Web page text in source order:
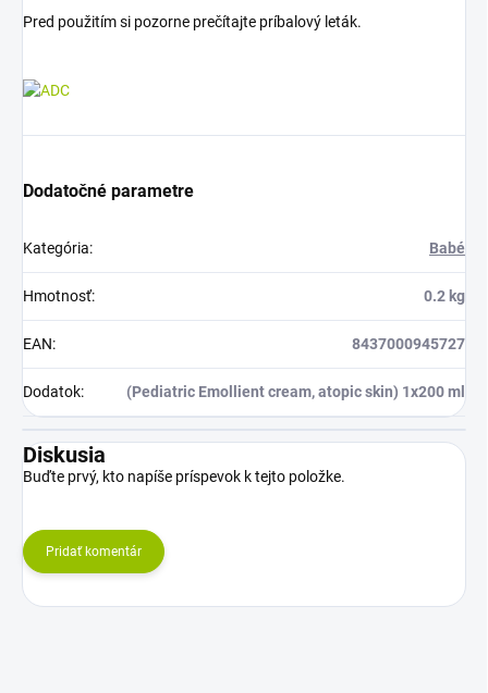
Pred použitím si pozorne prečítajte príbalový leták.
Dodatočné parametre
Kategória: Babé
Hmotnosť: 0.2 kg
EAN: 8437000945727
Dodatok: (Pediatric Emollient cream, atopic skin) 1x200 ml
Diskusia
Buďte prvý, kto napíše príspevok k tejto položke.
Pridať komentár